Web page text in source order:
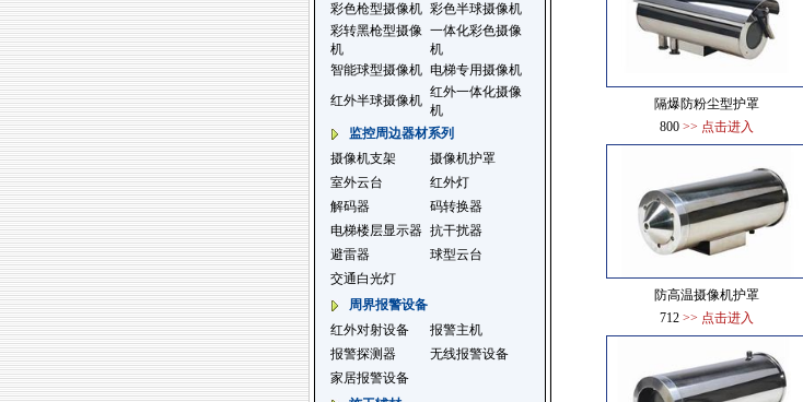
隔爆防粉尘型护罩
800 >> 点击进入
防高温摄像机护罩
712 >> 点击进入
彩色枪型摄像机 彩色半球摄像机
彩转黑枪型摄像
机
一体化彩色摄像
机
智能球型摄像机 电梯专用摄像机
红外半球摄像机
红外一体化摄像
机
监控周边器材系列
摄像机支架
摄像机护罩
室外云台
红外灯
解码器
码转换器
电梯楼层显示器 抗干扰器
避雷器
球型云台
交通白光灯
周界报警设备
红外对射设备
报警主机
报警探测器
无线报警设备
家居报警设备